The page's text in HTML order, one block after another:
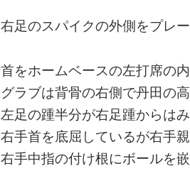
右足のスパイクの外側をプレ
首をホームベースの左打席の
グラブは背骨の右側で丹田の
左足の踵半分が右足踵からはみ
右手首を底屈しているが右手
右手中指の付け根にボールを嵌